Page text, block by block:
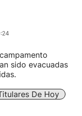
sido evacuadas
De Hoy